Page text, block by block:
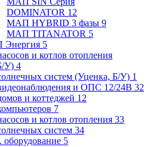
DOMINATOR 12
МАП HYBRID 3 фазы 9
МАП TITANATOR 5
5
и котлов отопления
У) 4
систем (Уценка, Б/У) 1
и ОПС 12/24В 32
и коттеджей 12
7
и котлов отопления 33
систем 34
оборудование 5